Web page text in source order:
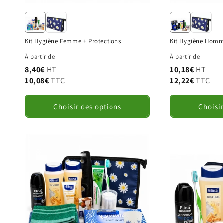
Kit Hygiène Femme + Protections
À partir de
8,40€ HT
10,08€ TTC
Choisir des options
Kit Hygiène
À partir de
10,18€ HT
12,22€ TTC